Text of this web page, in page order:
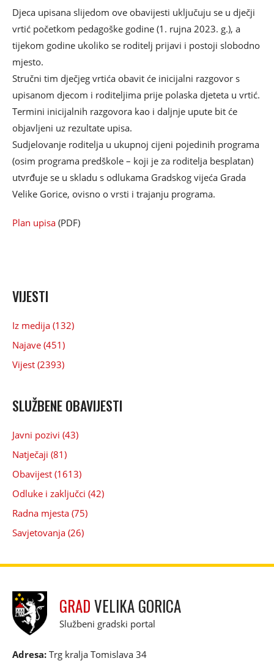
Djeca upisana slijedom ove obavijesti uključuju se u dječji
vrtić početkom pedagoške godine (1. rujna 2023. g.), a
tijekom godine ukoliko se roditelj prijavi i postoji slobodno
mjesto.
Stručni tim dječjeg vrtića obavit će inicijalni razgovor s
upisanom djecom i roditeljima prije polaska djeteta u vrtić.
Termini inicijalnih razgovora kao i daljnje upute bit će
objavljeni uz rezultate upisa.
Sudjelovanje roditelja u ukupnoj cijeni pojedinih programa
(osim programa predškole – koji je za roditelja besplatan)
utvrđuje se u skladu s odlukama Gradskog vijeća Grada
Velike Gorice, ovisno o vrsti i trajanju programa.
Plan upisa (PDF)
VIJESTI
Iz medija (132)
Najave (451)
Vijest (2393)
SLUŽBENE OBAVIJESTI
Javni pozivi (43)
Natječaji (81)
Obavijest (1613)
Odluke i zaključci (42)
Radna mjesta (75)
Savjetovanja (26)
GRADVELIKA GORICA
Službeni gradski portal
Adresa: Trg kralja Tomislava 34